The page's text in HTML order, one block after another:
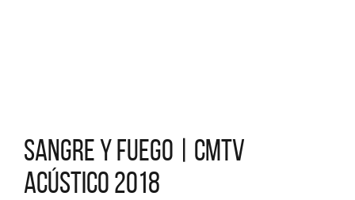
Sangre y fuego | CMTV
Acústico 2018